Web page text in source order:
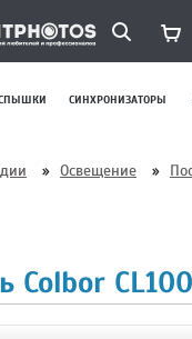
СИНХРОНИЗАТОРЫ
» Освещение »
Colbor